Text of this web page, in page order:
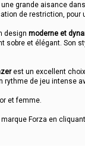
grande aisance
de restriction, pour
design moderne et
sobre et élégant. Son
est un excellent
rythme de jeu intense
et femme.
Forza en cliquant